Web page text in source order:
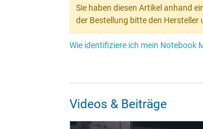
Sie haben diesen Artikel anhand
der Bestellung bitte den Hersteller
Wie identifiziere ich mein Notebook
Videos & Beiträge